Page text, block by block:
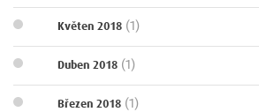
Květen 2018 (1)
Duben 2018 (1)
Březen 2018 (1)